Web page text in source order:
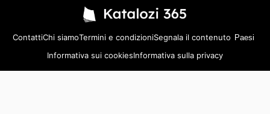
ContattiChi siamoTermini e condizioniSegnala il contenuto Paesi
Informativa sui cookiesInformativa sulla privacy